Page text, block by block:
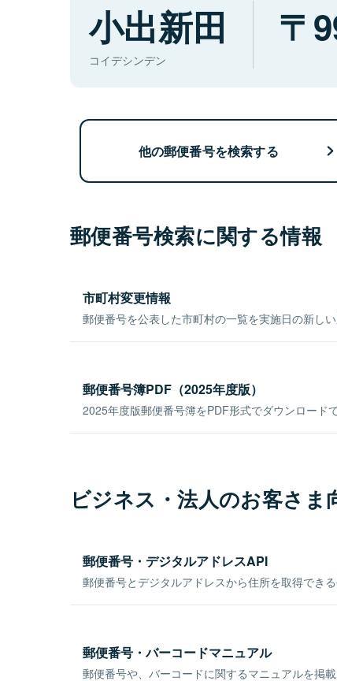
小出新田
コイデシンデン
他の郵便番号を検索する
郵便番号検索に関する情報
市町村変更情報
郵便番号を公表した市町村の一覧を実施日の新しい
郵便番号簿PDF（2025年度版）
2025年度版郵便番号簿をPDF形式でダウンロードで
ビジネス・法人のお客さま
郵便番号・デジタルアドレスAPI
郵便番号とデジタルアドレスから住所を取得できる
郵便番号・バーコードマニュアル
郵便番号や、バーコードに関するマニュアルを掲載